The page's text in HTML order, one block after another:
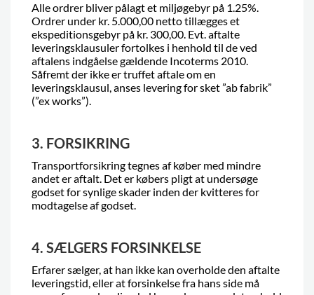
Alle ordrer bliver pålagt et miljøgebyr på 1.25%.
Ordrer under kr. 5.000,00 netto tillægges et
ekspeditionsgebyr på kr. 300,00. Evt. aftalte
leveringsklausuler fortolkes i henhold til de ved
aftalens indgåelse gældende Incoterms 2010.
Såfremt der ikke er truffet aftale om en
leveringsklausul, anses levering for sket ”ab fabrik”
(”ex works”).
3. FORSIKRING
Transportforsikring tegnes af køber med mindre
andet er aftalt. Det er købers pligt at undersøge
godset for synlige skader inden der kvitteres for
modtagelse af godset.
4. SÆLGERS FORSINKELSE
Erfarer sælger, at han ikke kan overholde den aftalte
leveringstid, eller at forsinkelse fra hans side må